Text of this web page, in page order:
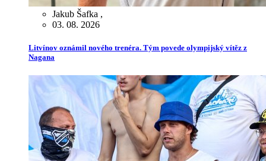
Jakub Šafka ,
03. 08. 2026
Litvínov oznámil nového trenéra. Tým povede olympijský vítěz z
Nagana